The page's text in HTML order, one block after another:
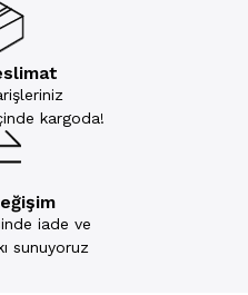
kargoda!
iade ve
sunuyoruz